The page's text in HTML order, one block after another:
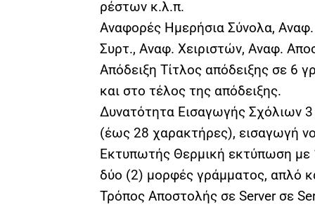
ρέστων κ.λ.π.
Αναφορές Ημερήσια Σύνολα,
Συρτ., Aναφ. Χειριστών, Αναφ.
Απόδειξη Τίτλος απόδειξης σε 6
και στο τέλος της απόδειξης.
Δυνατότητα Εισαγωγής Σχόλιων
(έως 28 χαρακτήρες), εισαγωγή
Εκτυπωτής Θερμική εκτύπωση με
δύο (2) μορφές γράμματος, απλό
Τρόπος Αποστολής σε Server σε